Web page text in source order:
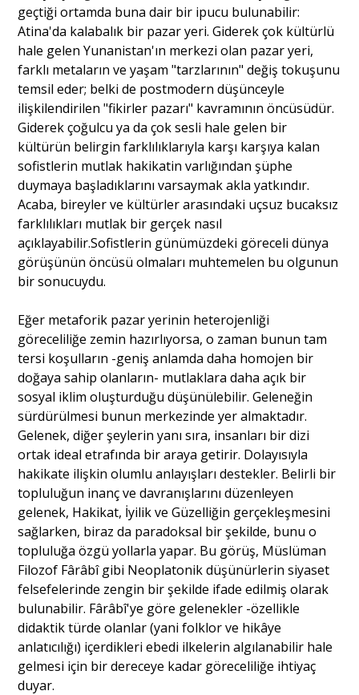
geçtiği ortamda buna dair bir ipucu bulunabilir:
Atina'da kalabalık bir pazar yeri. Giderek çok kültürlü
hale gelen Yunanistan'ın merkezi olan pazar yeri,
farklı metaların ve yaşam "tarzlarının" değiş tokuşunu
temsil eder; belki de postmodern düşünceyle
ilişkilendirilen "fikirler pazarı" kavramının öncüsüdür.
Giderek çoğulcu ya da çok sesli hale gelen bir
kültürün belirgin farklılıklarıyla karşı karşıya kalan
sofistlerin mutlak hakikatin varlığından şüphe
duymaya başladıklarını varsaymak akla yatkındır.
Acaba, bireyler ve kültürler arasındaki uçsuz bucaksız
farklılıkları mutlak bir gerçek nasıl
açıklayabilir.Sofistlerin günümüzdeki göreceli dünya
görüşünün öncüsü olmaları muhtemelen bu olgunun
bir sonucuydu.
Eğer metaforik pazar yerinin heterojenliği
göreceliliğe zemin hazırlıyorsa, o zaman bunun tam
tersi koşulların -geniş anlamda daha homojen bir
doğaya sahip olanların- mutlaklara daha açık bir
sosyal iklim oluşturduğu düşünülebilir. Geleneğin
sürdürülmesi bunun merkezinde yer almaktadır.
Gelenek, diğer şeylerin yanı sıra, insanları bir dizi
ortak ideal etrafında bir araya getirir. Dolayısıyla
hakikate ilişkin olumlu anlayışları destekler. Belirli bir
topluluğun inanç ve davranışlarını düzenleyen
gelenek, Hakikat, İyilik ve Güzelliğin gerçekleşmesini
sağlarken, biraz da paradoksal bir şekilde, bunu o
topluluğa özgü yollarla yapar. Bu görüş, Müslüman
Filozof Fârâbî gibi Neoplatonik düşünürlerin siyaset
felsefelerinde zengin bir şekilde ifade edilmiş olarak
bulunabilir. Fârâbî'ye göre gelenekler -özellikle
didaktik türde olanlar (yani folklor ve hikâye
anlatıcılığı) içerdikleri ebedi ilkelerin algılanabilir hale
gelmesi için bir dereceye kadar göreceliliğe ihtiyaç
duyar.